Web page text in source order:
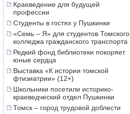
Краеведение для будущей
профессии
Студенты в гостях у Пушкинки
«Семь – Я» для студентов Томского
колледжа гражданского транспорта
Редкий фонд библиотеки покоряет
юные сердца
Выставка «К истории томской
фтизиатрии» (12+)
Школьники посетили историко-
краеведческий отдел Пушкинки
Томск – город трудовой доблести